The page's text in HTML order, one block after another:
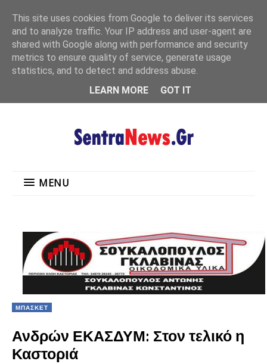
MENU
MENU
ΜΠΑΣΚΕΤ
Ανδρών ΕΚΑΣΔΥΜ: Στον τελικό η
Καστοριά
This site uses cookies from Google to deliver its services
and to analyze traffic. Your IP address and user-agent are
shared with Google along with performance and security
metrics to ensure quality of service, generate usage
statistics, and to detect and address abuse.
LEARN MORE
GOT IT